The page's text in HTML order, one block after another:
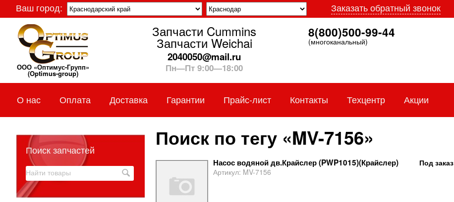
Ваш город: Заказать обратный звонок
ООО «Оптимус-Групп»
(Optimus-group)
Запчасти Cummins
Запчасти Weichai
2040050@mail.ru
Пн—Пт 9:00—18:00
8(800)500-99-44
(многоканальный)
О нас Оплата Доставка Гарантии Прайс-лист Контакты Техцентр Акции
Поиск запчастей Поиск по тегу «MV-7156»
Насос водяной дв.Крайслер (PWP1015)(Крайслер)
Артикул: MV-7156
Под заказ